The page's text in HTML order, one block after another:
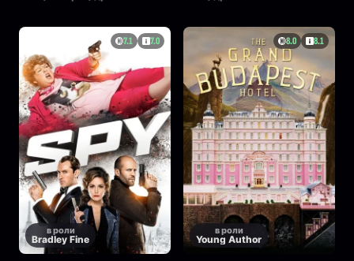
7.1 7.0
в роли
Bradley Fine
8.0 8.1
в роли
Young Author